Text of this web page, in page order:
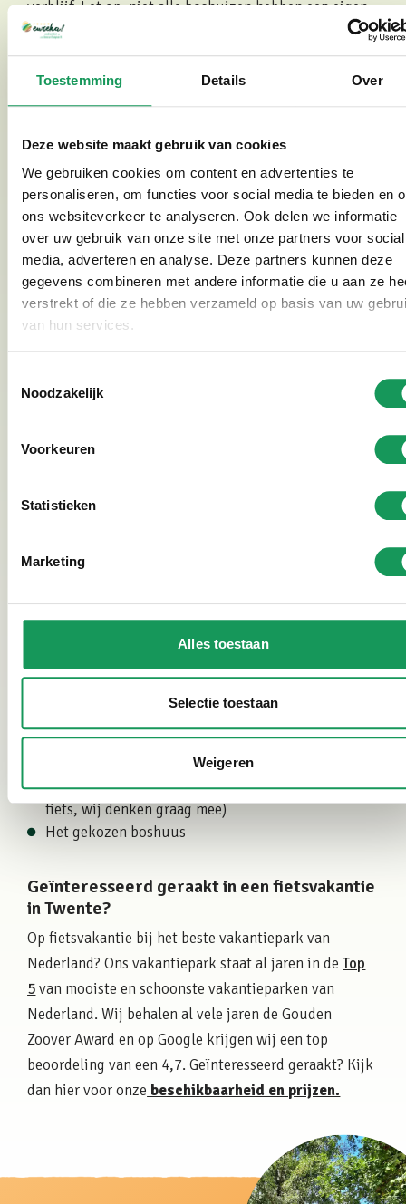
Toestemming Details Over
Deze website maakt gebruik van cookies
We gebruiken cookies om content en advertenties te
personaliseren, om functies voor social media te bieden en
ons websiteverkeer te analyseren. Ook delen we informatie
over uw gebruik van onze site met onze partners voor social
media, adverteren en analyse. Deze partners kunnen deze
gegevens combineren met andere informatie die u aan ze
verstrekt of die ze hebben verzameld op basis van uw
van hun services.
Noodzakelijk
Voorkeuren
Statistieken
Marketing
Alles toestaan
Selectie toestaan
Weigeren
verblijf. Let op: niet alle boshuizen hebben een eigen
berging. Bij de verschillende accommodaties staat
aangegeven welke een berging hebben. Bel gerust om
een boshuus met berging te reserveren!
een fiets te huren? Wij bieden deze mogelijkheid! We
verhuren zowel elektrische als normale fietsen,
perfect voor een fietsvakantie in Twente. Onze dames-
en herenfietsen zijn ruim op voorraad en beschikken
over 7 versnellingen.
Naast de normale fietsen hebben we ook elektrische
samen metActief Twente
om altijd elektrische fietsen
geleverd.
gerust: 074 277 66 88.
Bekijk fotogalerij
Inbegrepen bij arrangement
Receptie (ontvangst met koffie/thee en gedurende
het gehele verblijf is hier gratis koffie/thee)
Bandenplak setje (lekke band of mankement aan de
fiets, wij denken graag mee)
Het gekozen boshuus
Geïnteresseerd geraakt in een fietsvakantie
in Twente?
Op fietsvakantie bij het beste vakantiepark van
Nederland? Ons vakantiepark staat al jaren in deTop
5van mooiste en schoonste vakantieparken van
Nederland. Wij behalen al vele jaren de Gouden
Zoover Award en op Google krijgen wij een top
beoordeling van een 4,7. Geïnteresseerd geraakt? Kijk
dan hier voor onze beschikbaarheid en prijzen.